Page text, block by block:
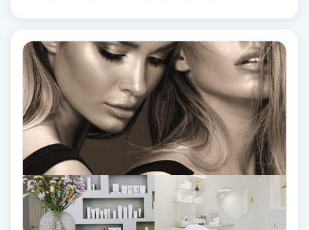
Permanent ögonbrynsmakeup
Personal shopper
Personlig tränare
Picolaser
Piercing